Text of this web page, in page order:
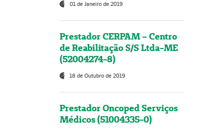
01 de Janeiro de 2019
Prestador CERPAM – Centro
de Reabilitação S/S Ltda-ME
(52004274-8)
18 de Outubro de 2019
Prestador Oncoped Serviços
Médicos (51004335-0)